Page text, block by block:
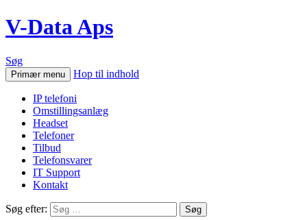
V-Data Aps
Søg
Primær menu Hop til indhold
IP telefoni
Omstillingsanlæg
Headset
Telefoner
Tilbud
Telefonsvarer
IT Support
Kontakt
Søg efter: